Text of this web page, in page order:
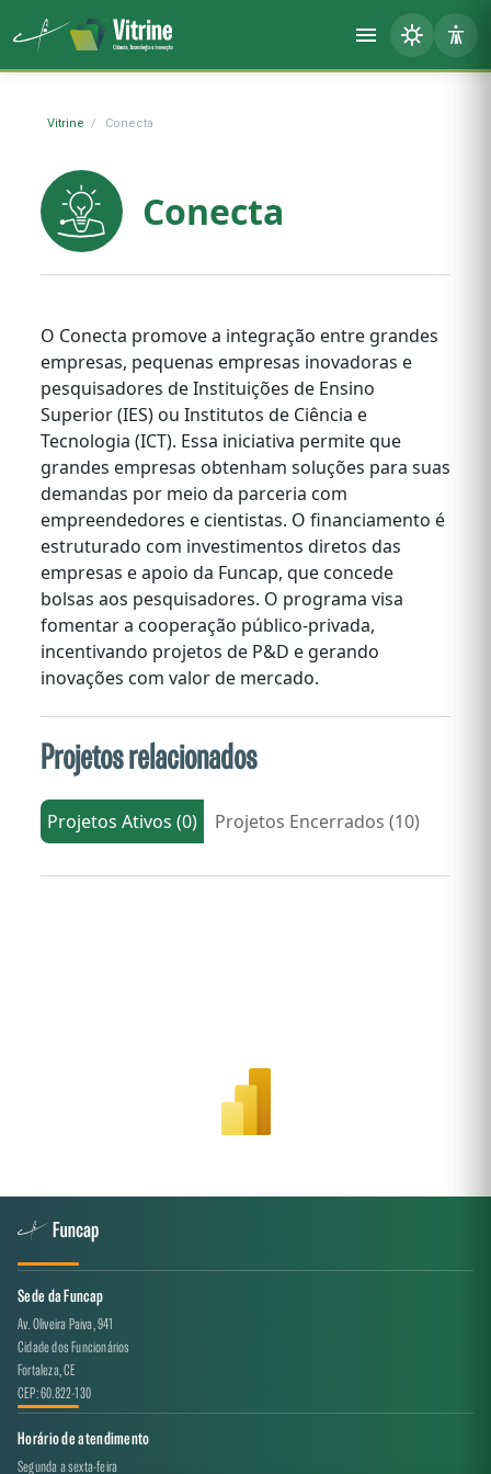
Vitrine Conecta
Conecta
O Conecta promove a integração entre grandes
empresas, pequenas empresas inovadoras e
pesquisadores de Instituições de Ensino
Superior (IES) ou Institutos de Ciência e
Tecnologia (ICT). Essa iniciativa permite que
grandes empresas obtenham soluções para suas
demandas por meio da parceria com
empreendedores e cientistas. O financiamento é
estruturado com investimentos diretos das
empresas e apoio da Funcap, que concede
bolsas aos pesquisadores. O programa visa
fomentar a cooperação público-privada,
incentivando projetos de P&D e gerando
inovações com valor de mercado.
Projetos relacionados
Projetos Ativos (0) Projetos Encerrados (10)
Sede da Funcap
Av. Oliveira Paiva, 941
Cidade dos Funcionários
Fortaleza, CE
CEP: 60.822-130
Horário de atendimento
Segunda a sexta-feira